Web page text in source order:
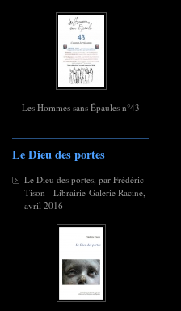
Les Hommes sans Épaules n°43
Le Dieu des portes
Le Dieu des portes, par Frédéric
Tison - Librairie-Galerie Racine,
avril 2016